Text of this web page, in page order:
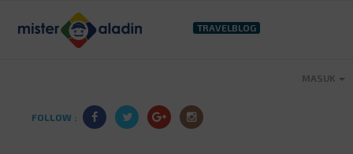
TRAVELBLOG
FOLLOW :
MASUK